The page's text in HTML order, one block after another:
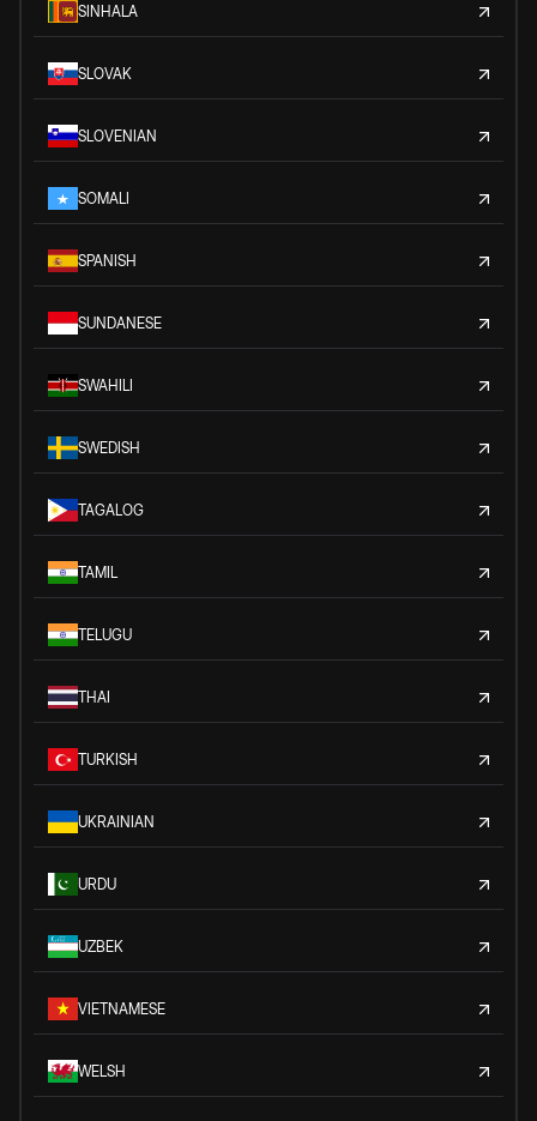
SINHALA
SLOVAK
SLOVENIAN
SOMALI
SPANISH
SUNDANESE
SWAHILI
SWEDISH
TAGALOG
TAMIL
TELUGU
THAI
TURKISH
UKRAINIAN
URDU
UZBEK
VIETNAMESE
WELSH